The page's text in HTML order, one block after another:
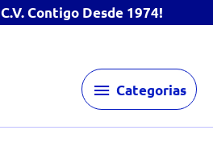
Contigo Desde 1974!
Categorias
Categorias